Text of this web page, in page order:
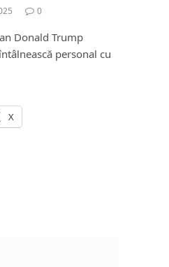
0
Donald Trump
personal cu
X